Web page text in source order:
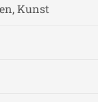
Kunst